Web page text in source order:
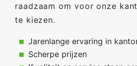
raadzaam om voor onze
te kiezen.
Jarenlange ervaring in
Scherpe prijzen